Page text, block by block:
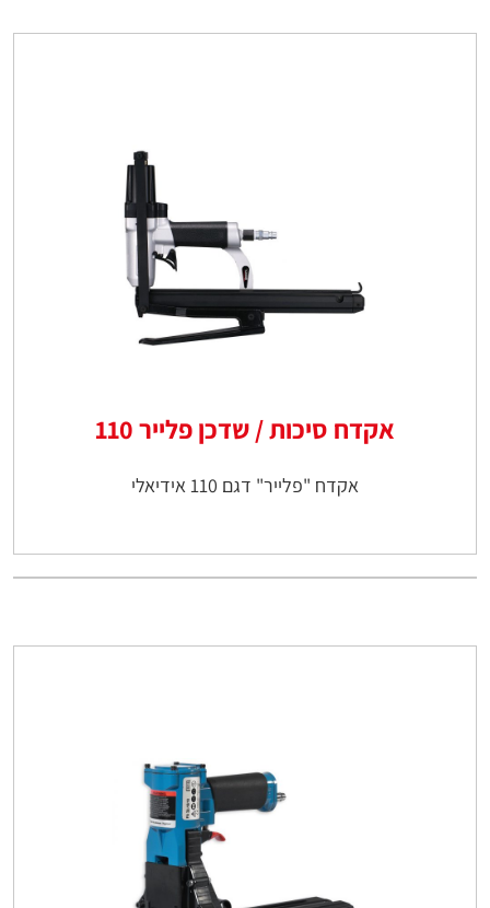
אקדח סיכות / שדכן פלייר 110
אקדח "פלייר" דגם 110 אידיאלי